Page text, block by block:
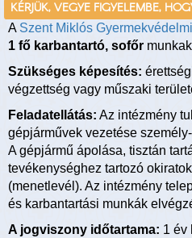
KÉRJÜK, VEGYE FIGYELEMBE,
A Szent Miklós
1 fő karbantartó, sofőr
Szükséges képesítés:
végzettség vagy műszaki
Feladatellátás: Az intézmény
gépjárművek vezetése
A gépjármű ápolása, tisztán
tevékenységhez tartozó
(menetlevél). Az intézmény
és karbantartási munkák
A jogviszony időtartama: 1 év